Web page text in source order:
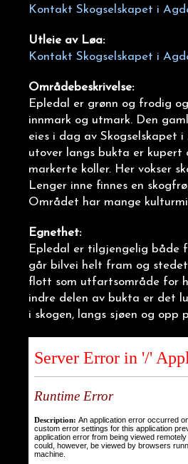
Kontakt Skogselskapet i
Utleie av Løa:
Kontakt Skogselskapet i
Områdebeskrivelse:
Epledal er grønn og frodig
innmark og utmark. Den
eies i dag av Skogselskapet i
utover langs bukta er kupert
markerte koller. Her vokser
Lenger inne finnes en
Området har mange
Egnethet:
Epledal er tilgjengelig både
går bilvei helt fram og
flott som utfartsområde for
indre delen av bukta er det
i skogen, langs sjøen og opp